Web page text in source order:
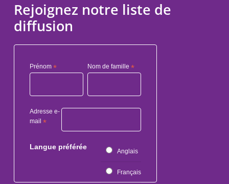
Rejoignez notre liste de
diffusion
Prénom * Nom de famille*
Adresse e-
mail *
Langue préférée
Anglais
Français